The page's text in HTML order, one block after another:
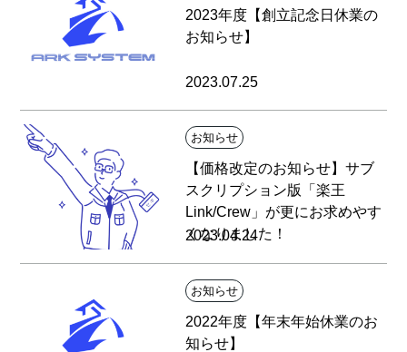
2023年度【創立記念日休業の
お知らせ】
2023.07.25
お知らせ
【価格改定のお知らせ】サブ
スクリプション版「楽王
Link/Crew」が更にお求めやす
くなりました！
2023.04.24
お知らせ
2022年度【年末年始休業のお
知らせ】